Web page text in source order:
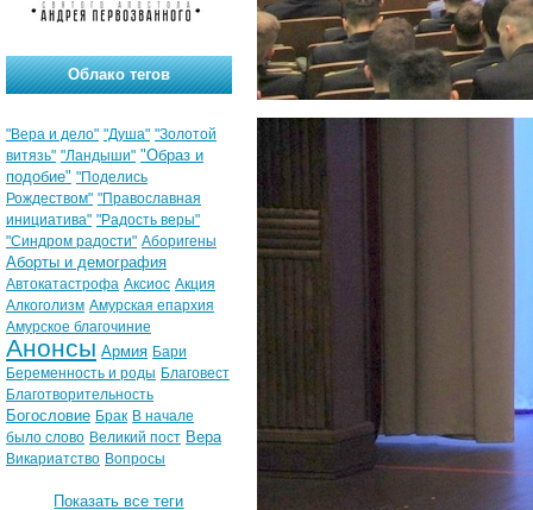
Облако тегов
"Вера и дело" "Душа" "Золотой
витязь" "Ландыши" "Образ и
подобие" "Поделись
Рождеством" "Православная
инициатива" "Радость веры"
"Синдром радости" Аборигены
Аборты и демография
Автокатастрофа Аксиос Акция
Алкоголизм Амурская епархия
Амурское благочиние
Анонсы Армия Бари
Беременность и роды Благовест
Благотворительность
Богословие Брак В начале
было слово Великий пост Вера
Викариатство Вопросы
Показать все теги